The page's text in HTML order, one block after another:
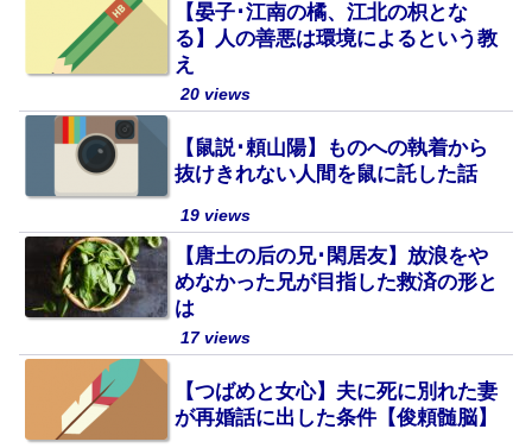
【晏子･江南の橘、江北の枳とな
る】人の善悪は環境によるという教
え
20 views
【鼠説･頼山陽】ものへの執着から
抜けきれない人間を鼠に託した話
19 views
【唐土の后の兄･閑居友】放浪をや
めなかった兄が目指した救済の形と
は
17 views
【つばめと女心】夫に死に別れた妻
が再婚話に出した条件【俊頼髄脳】